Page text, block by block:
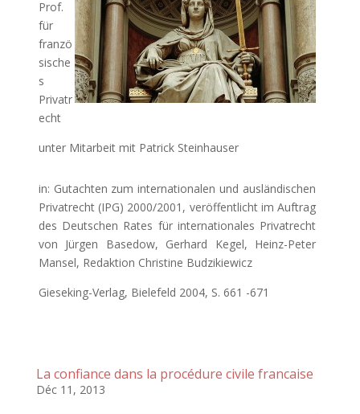
Prof.
für
franzö
sische
s
Privatr
echt
unter Mitarbeit mit Patrick Steinhauser
in: Gutachten zum internationalen und ausländischen
Privatrecht (IPG) 2000/2001, veröffentlicht im Auftrag
des Deutschen Rates für internationales Privatrecht
von Jürgen Basedow, Gerhard Kegel, Heinz-Peter
Mansel, Redaktion Christine Budzikiewicz
Gieseking-Verlag, Bielefeld 2004, S. 661 -671
La confiance dans la procédure civile francaise
Déc 11, 2013